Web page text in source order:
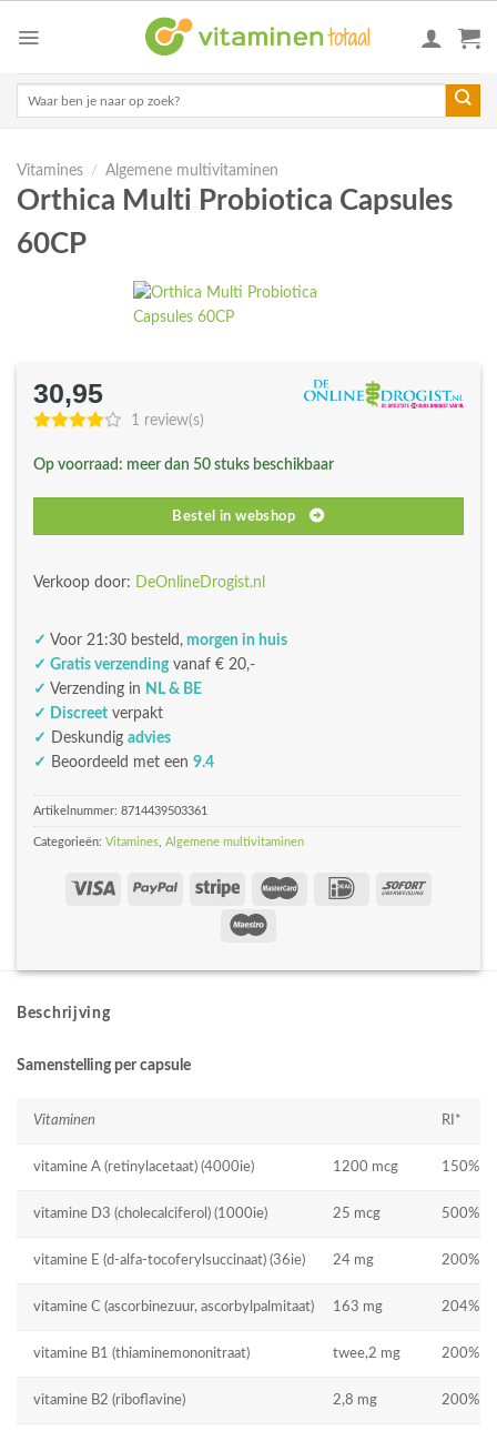
Vitamines / Algemene multivitaminen
Orthica Multi Probiotica Capsules
60CP
30,95
1 review(s)
Op voorraad: meer dan 50 stuks beschikbaar
Bestel in webshop
Verkoop door: DeOnlineDrogist.nl
✓ Voor 21:30 besteld, morgen in huis
✓ Gratis verzendingvanaf € 20,-
✓ Verzending in NL & BE
✓ Discreet verpakt
✓
Deskundig advies
✓ Beoordeeld met een 9.4
Artikelnummer: 8714439503361
Categorieën: Vitamines Algemene multivitaminen
Beschrijving
Samenstelling per capsule
Vitaminen RI*
vitamine A (retinylacetaat) (4000ie) 1200 mcg 150%
vitamine D3 (cholecalciferol) (1000ie) 25 mcg 500%
vitamine E (d-alfa-tocoferylsuccinaat) (36ie) 24 mg 200%
vitamine C (ascorbinezuur, ascorbylpalmitaat) 163 mg 204%
vitamine B1 (thiaminemononitraat) twee,2 mg 200%
vitamine B2 (riboflavine) 2,8 mg 200%